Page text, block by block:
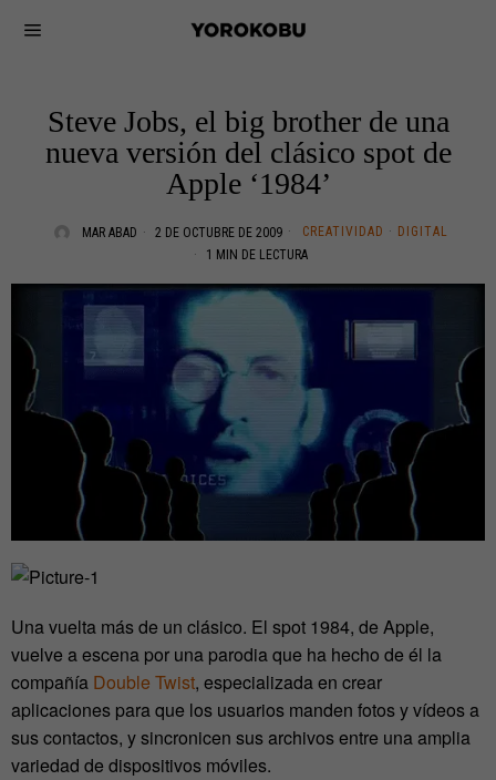
Steve Jobs, el big brother de una
nueva versión del clásico spot de
Apple ‘1984’
MAR ABAD 2 DE OCTUBRE DE 2009 CREATIVIDAD · DIGITAL
1 MIN DE LECTURA
Una vuelta más de un clásico. El spot 1984, de Apple,
vuelve a escena por una parodia que ha hecho de él la
compañía Double Twist, especializada en crear
aplicaciones para que los usuarios manden fotos y vídeos a
sus contactos, y sincronicen sus archivos entre una amplia
variedad de dispositivos móviles.